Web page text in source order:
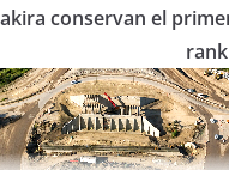
p conservan el